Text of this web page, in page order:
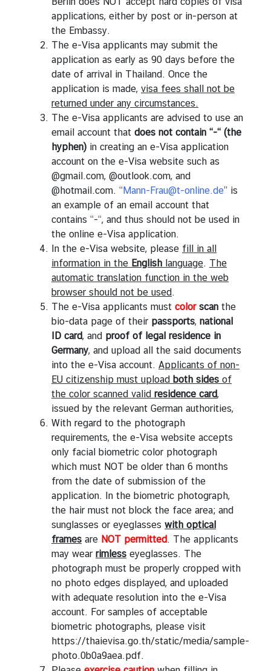
applications, either by post or in-person at
the Embassy.
The e-Visa applicants may submit the
application as early as 90 days before the
date of arrival in Thailand. Once the
application is made, visa fees shall not be
returned under any circumstances.
The e-Visa applicants are advised to use an
email account that does not contain “-“ (the
hyphen) in creating an e-Visa application
account on the e-Visa website such as
@gmail.com, @outlook.com, and
@hotmail.com. “Mann-Frau@t-online.de” is
an example of an email account that
contains “-“, and thus should not be used in
the online e-Visa application.
In the e-Visa website, please fill in all
information in the English language. The
automatic translation function in the web
browser should not be used.
The e-Visa applicants must color scan the
bio-data page of their passports, national
ID card, and proof of legal residence in
Germany, and upload all the said documents
into the e-Visa account. Applicants of non-
EU citizenship must upload both sides of
the color scanned valid residence card,
issued by the relevant German authorities,
With regard to the photograph
requirements, the e-Visa website accepts
only facial biometric color photograph
which must NOT be older than 6 months
from the date of submission of the
application. In the biometric photograph,
the hair must not block the face area; and
sunglasses or eyeglasses with optical
frames are NOT permitted. The applicants
may wear rimless eyeglasses. The
photograph must be properly cropped with
no photo edges displayed, and uploaded
with adequate resolution into the e-Visa
account. For samples of acceptable
biometric photographs, please visit
https://thaievisa.go.th/static/media/sample-
photo.0b0a9aea.pdf.